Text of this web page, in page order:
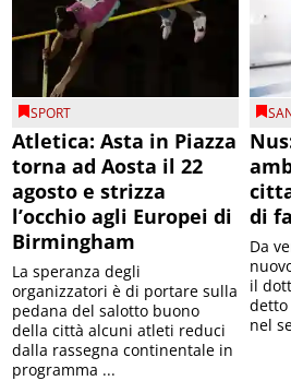
SPORT
Atletica: Asta in Piazza
torna ad Aosta il 22
agosto e strizza
l’occhio agli Europei di
Birmingham
La speranza degli
organizzatori è di portare sulla
pedana del salotto buono
della città alcuni atleti reduci
dalla rassegna continentale in
programma ...
di
Da
il
nel